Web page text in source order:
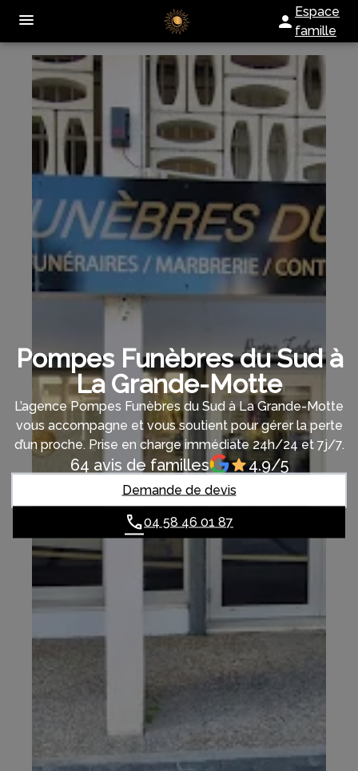
Espace
famille
NOTRE AGENCE
NOS SERVICES
ORGANISER DES OBSÈQUES
PRÉVOIR SES OBSÈQUES
MONUMENTS FUNÉRAIRES
SERVICES AUX FAMILLES
NOTRE CHAMBRE FUNERAIRE
Pompes Funèbres du Sud à
La Grande-Motte
L’agence Pompes Funèbres du Sud à La Grande-Motte
vous accompagne et vous soutient pour gérer la perte
d’un proche. Prise en charge immédiate 24h/24 et 7j/7.
64 avis de familles 4.9/5
Demande de devis
04 58 46 01 87